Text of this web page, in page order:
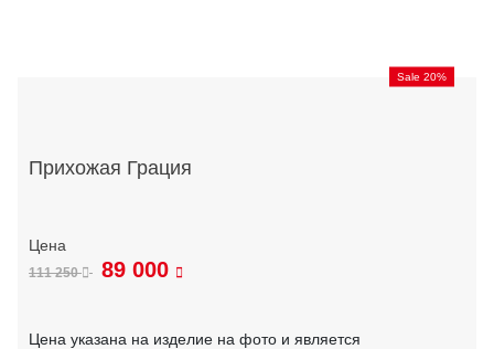
Sale 20%
Прихожая Грация
111 250 89 000
Цена указана на изделие на фото и является